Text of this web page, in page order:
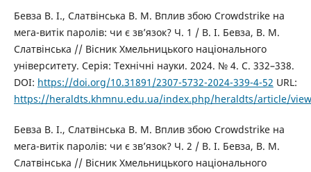
Бевза В. І., Слатвінська В. М. Вплив збою Crowdstrike на
мега-витік паролів: чи є зв’язок? Ч. 1 / В. І. Бевза, В. М.
Слатвінська // Вісник Хмельницького національного
університету. Серія: Технічні науки. 2024. № 4. С. 332–338.
DOI: https://doi.org/10.31891/2307-5732-2024-339-4-52 URL:
https://heraldts.khmnu.edu.ua/index.php/heraldts/article/
Бевза В. І., Слатвінська В. М. Вплив збою Crowdstrike на
мега-витік паролів: чи є зв’язок? Ч. 2 / В. І. Бевза, В. М.
Слатвінська // Вісник Хмельницького національного